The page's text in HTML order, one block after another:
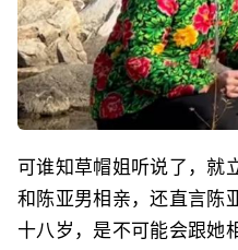
可谁知草帽姐听说了，就
和陈亚男相亲，还直言陈
十八岁，是不可能会跟她